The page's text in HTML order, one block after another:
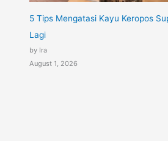
5 Tips Mengatasi Kayu Keropos
Lagi
by Ira
August 1, 2026